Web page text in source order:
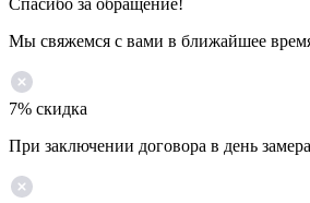
Спасибо за обращение!
Мы свяжемся с вами в ближайшее
7% скидка
При заключении договора в день